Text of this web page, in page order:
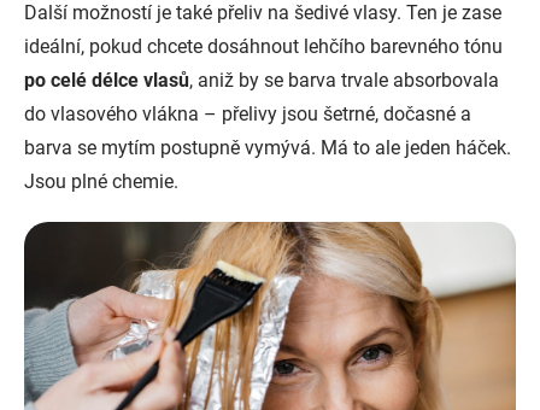
Další možností je také přeliv na šedivé vlasy. Ten je zase
ideální, pokud chcete dosáhnout lehčího barevného tónu
po celé délce vlasů, aniž by se barva trvale absorbovala
do vlasového vlákna – přelivy jsou šetrné, dočasné a
barva se mytím postupně vymývá. Má to ale jeden háček.
Jsou plné chemie.